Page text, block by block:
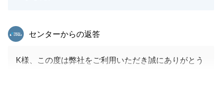
東急リバブル
センターからの返答
K様、この度は弊社をご利用いただき誠にありがとう